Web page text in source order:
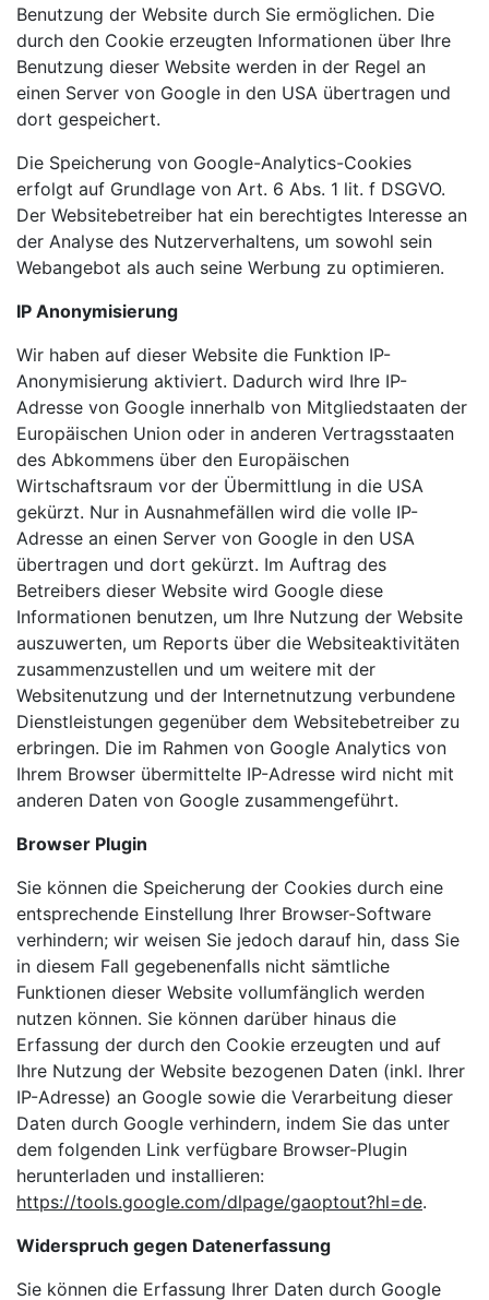
Benutzung der Website durch Sie ermöglichen. Die
durch den Cookie erzeugten Informationen über Ihre
Benutzung dieser Website werden in der Regel an
einen Server von Google in den USA übertragen und
dort gespeichert.
Die Speicherung von Google-Analytics-Cookies
erfolgt auf Grundlage von Art. 6 Abs. 1 lit. f DSGVO.
Der Websitebetreiber hat ein berechtigtes Interesse an
der Analyse des Nutzerverhaltens, um sowohl sein
Webangebot als auch seine Werbung zu optimieren.
IP Anonymisierung
Wir haben auf dieser Website die Funktion IP-
Anonymisierung aktiviert. Dadurch wird Ihre IP-
Adresse von Google innerhalb von Mitgliedstaaten der
Europäischen Union oder in anderen Vertragsstaaten
des Abkommens über den Europäischen
Wirtschaftsraum vor der Übermittlung in die USA
gekürzt. Nur in Ausnahmefällen wird die volle IP-
Adresse an einen Server von Google in den USA
übertragen und dort gekürzt. Im Auftrag des
Betreibers dieser Website wird Google diese
Informationen benutzen, um Ihre Nutzung der Website
auszuwerten, um Reports über die Websiteaktivitäten
zusammenzustellen und um weitere mit der
Websitenutzung und der Internetnutzung verbundene
Dienstleistungen gegenüber dem Websitebetreiber zu
erbringen. Die im Rahmen von Google Analytics von
Ihrem Browser übermittelte IP-Adresse wird nicht mit
anderen Daten von Google zusammengeführt.
Browser Plugin
Sie können die Speicherung der Cookies durch eine
entsprechende Einstellung Ihrer Browser-Software
verhindern; wir weisen Sie jedoch darauf hin, dass Sie
in diesem Fall gegebenenfalls nicht sämtliche
Funktionen dieser Website vollumfänglich werden
nutzen können. Sie können darüber hinaus die
Erfassung der durch den Cookie erzeugten und auf
Ihre Nutzung der Website bezogenen Daten (inkl. Ihrer
IP-Adresse) an Google sowie die Verarbeitung dieser
Daten durch Google verhindern, indem Sie das unter
dem folgenden Link verfügbare Browser-Plugin
herunterladen und installieren:
https://tools.google.com/dlpage/gaoptout?hl=de.
Widerspruch gegen Datenerfassung
Sie können die Erfassung Ihrer Daten durch Google